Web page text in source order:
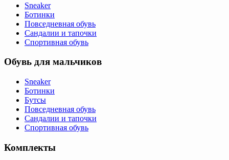
Sneaker
Ботинки
Повседневная обувь
Сандалии и тапочки
Спортивная обувь
Обувь для мальчиков
Sneaker
Ботинки
Бутсы
Повседневная обувь
Сандалии и тапочки
Спортивная обувь
Комплекты